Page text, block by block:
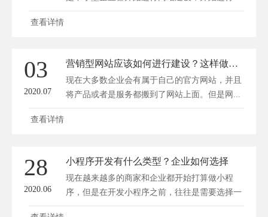
互...
查看详情
03
2020.07
营销型网站应该如何进行建设？这样做创造更多效益！
现在大多数企业会有属于自己的官方网站，并且
将产品或者是服务都搬到了网站上面。但是网...
查看详情
28
2020.06
小程序开发有什么类型？企业如何选择
现在越来越多的商家和企业都开始打算做小程
序，但是在开发小程序之前，往往是需要选择一
个...